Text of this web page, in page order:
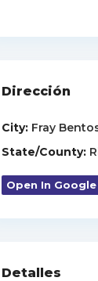
Dirección
City: Fray
State/County:
Open In Google
Detalles